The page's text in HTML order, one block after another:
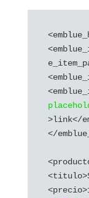
>link</
</